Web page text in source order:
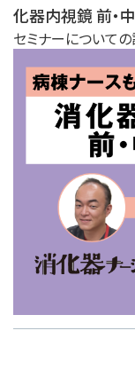
化器内視鏡 前・中
セミナーについて